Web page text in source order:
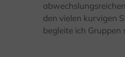
den vielen kurvigen
begleite ich Gruppen